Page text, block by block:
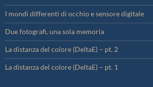
I mondi differenti di occhio e sensore digitale
Due fotografi, una sola memoria
La distanza del colore (DeltaE) – pt. 2
La distanza del colore (DeltaE) – pt. 1